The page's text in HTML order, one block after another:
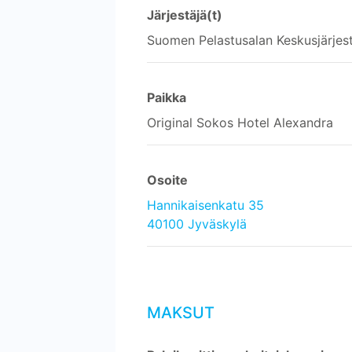
Järjestäjä(t)
Suomen Pelastusalan
Paikka
Original Sokos Hotel Alexandra
Osoite
Hannikaisenkatu 35
40100 Jyväskylä
MAKSUT